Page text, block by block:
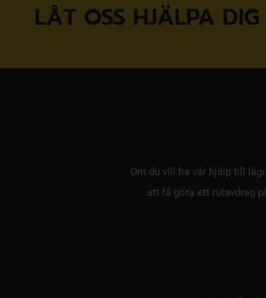
LÅT OSS HJÄLPA
Om du vill ha vår hjälp till
att få göra ett rutavdrag